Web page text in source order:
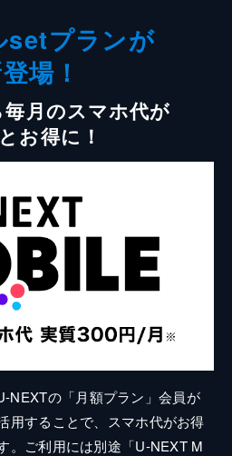
setプランが
場！
月のスマホ代が
お得に！
NEXTの「月額プラン」会員が
用することで、スマホ代がお得
。ご利用には別途「U-NEXT M